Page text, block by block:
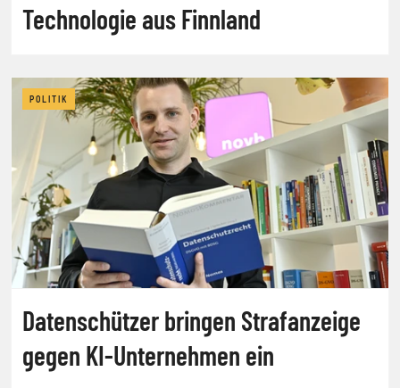
Technologie aus Finnland
POLITIK
Datenschützer bringen Strafanzeige
gegen KI-Unternehmen ein